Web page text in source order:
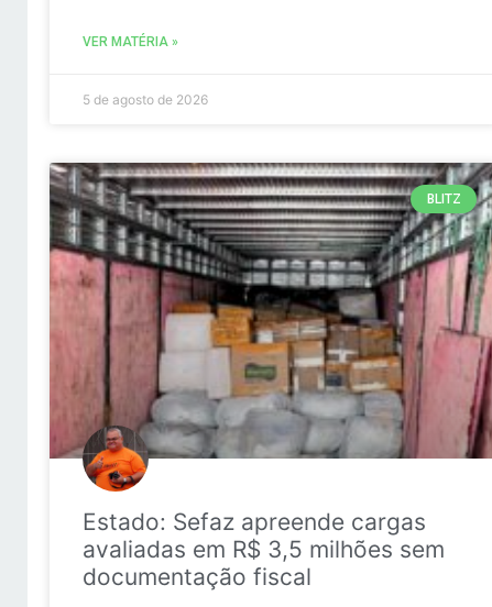
VER MATÉRIA »
5 de agosto de 2026
BLITZ
Estado: Sefaz apreende cargas
avaliadas em R$ 3,5 milhões sem
documentação fiscal